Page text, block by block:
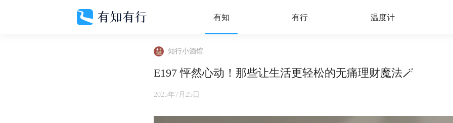
有知 有行 温度计
知行小酒馆
E197 怦然心动！那些让生活更轻松的无痛理财魔法🪄
2025年7月25日